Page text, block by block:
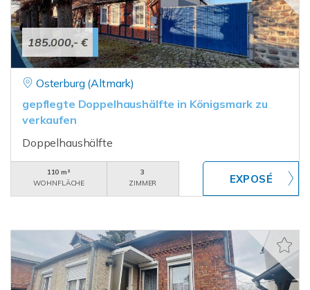
185.000,- €
Osterburg (Altmark)
gepflegte Doppelhaushälfte in Königsmark zu
verkaufen
Doppelhaushälfte
110 m²
WOHNFLÄCHE
3
ZIMMER